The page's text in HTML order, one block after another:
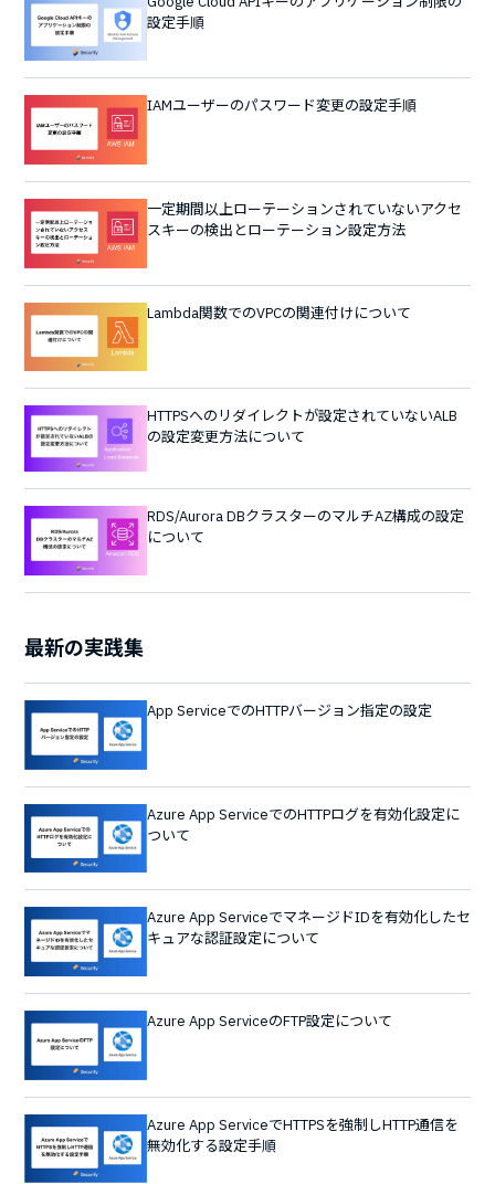
設定手順
IAMユーザーのパスワード変更の設定手順
一定期間以上ローテーションされていないアクセ
スキーの検出とローテーション設定方法
Lambda関数でのVPCの関連付けについて
HTTPSへのリダイレクトが設定されていないALB
の設定変更方法について
RDS/Aurora DBクラスターのマルチAZ構成の設定
について
最新の実践集
App ServiceでのHTTPバージョン指定の設定
Azure App ServiceでのHTTPログを有効化設定に
ついて
Azure App ServiceでマネージドIDを有効化したセ
キュアな認証設定について
Azure App ServiceのFTP設定について
Azure App ServiceでHTTPSを強制しHTTP通信を
無効化する設定手順